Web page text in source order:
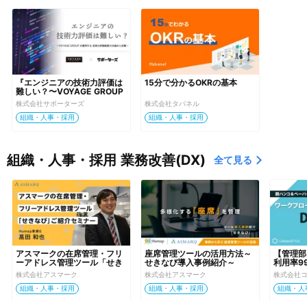
『エンジニアの技術力評価は
難しい？〜VOYAGE GROUP
が運用する技術力評価制度の
仕組みと改善〜』
株式会社サポーターズ
組織・人事・採用
15分で分かるOKRの基本
株式会社タバネル
組織・人事・採用
組織・人事・採用 業務改善(DX) 全て見る
アスマークの在席管理・フリ
ーアドレス管理ツール「せき
なび」ご紹介セミナー
株式会社アスマーク
組織・人事・採用
座席管理ツールの活用方法～
せきなび導入事例紹介～
株式会社アスマーク
組織・人事・採用
【管理
利用率
効率化
ー」と
株式会社
組織・人